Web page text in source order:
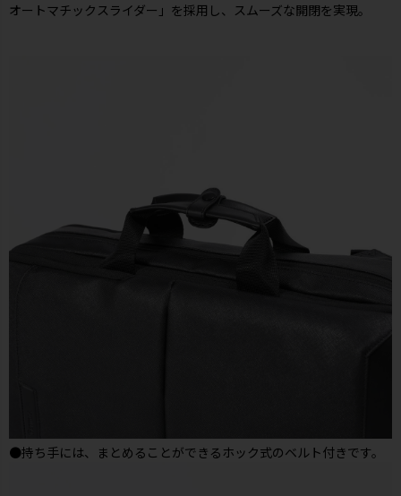
オートマチックスライダー」を採用し、スムーズな開閉を実現。
●持ち手には、まとめることができるホック式のベルト付きです。